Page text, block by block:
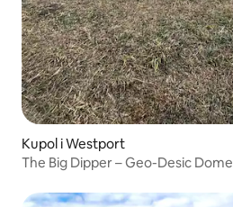
Kupol i Westport
The Big Dipper – Geo-Desic Dome